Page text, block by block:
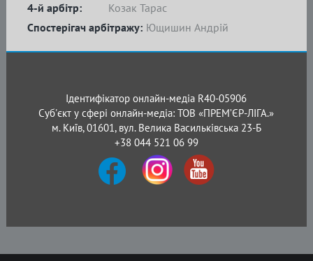
4-й арбітр:
Козак Тарас
Спостерігач арбітражу: Ющишин Андрій
Ідентифікатор онлайн-медіа R40-05906
Суб'єкт у сфері онлайн-медіа: ТОВ «ПРЕМ’ЄР-ЛІГА.»
м. Київ, 01601, вул. Велика Васильківська 23-Б
+38 044 521 06 99